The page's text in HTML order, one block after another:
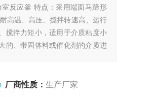
反应釜 特点：采用端面马蹄形
高温、高压、搅拌转速高、运行
搅拌力矩小，适用于介质粘度小
的、带固体料或催化剂的介质进
厂商性质：生产厂家